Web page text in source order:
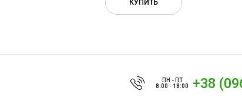
КУПИТЬ
ПН - ПТ
8:00 - 18:00
+38